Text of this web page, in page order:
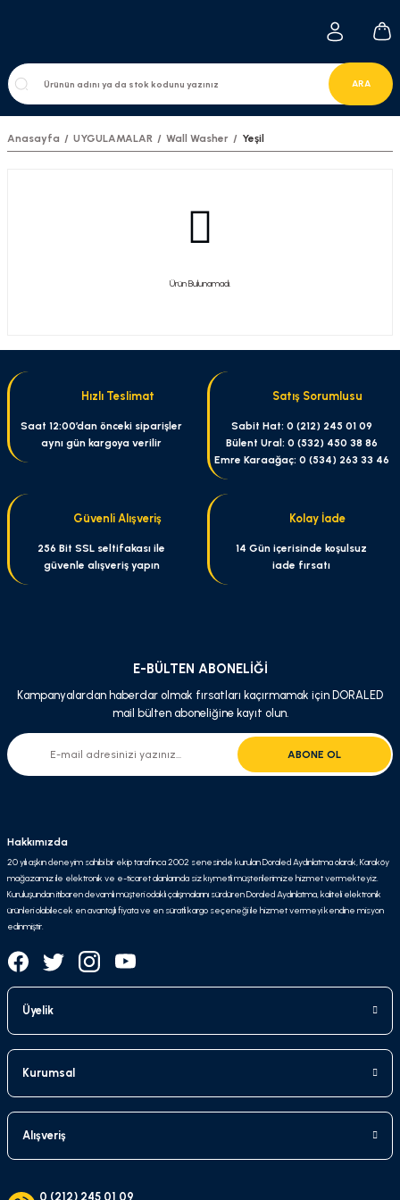
ARA
Anasayfa UYGULAMALAR Wall Washer Yeşil
Ürün Bulunamadı.
Hızlı Teslimat
Saat 12:00’dan önceki siparişler
aynı gün kargoya verilir
Satış Sorumlusu
Sabit Hat: 0 (212) 245 01 09
Bülent Ural: 0 (532) 450 38 86
Emre Karaağaç: 0 (534) 263 33 46
Güvenli Alışveriş
256 Bit SSL seltifakası ile
güvenle alışveriş yapın
Kolay İade
14 Gün içerisinde koşulsuz
iade fırsatı
E-BÜLTEN ABONELİĞİ
Kampanyalardan haberdar olmak fırsatları kaçırmamak için DORALED
mail bülten aboneliğine kayıt olun.
ABONE OL
Hakkımızda
20 yılı aşkın deneyim sahibi bir ekip tarafınca 2002 senesinde kurulan Doraled Aydınlatma olarak, Karaköy
mağazamız ile elektronik ve e-ticaret alanlarında siz kıymetli müşterilerimize hizmet vermekteyiz.
Kuruluşundan itibaren devamlı müşteri odaklı çalışmalarını sürdüren Doraled Aydınlatma, kaliteli elektronik
ürünleri olabilecek en avantajlı fiyata ve en süratli kargo seçeneği ile hizmet vermeyi kendine misyon
edinmiştir.
Üyelik
Kurumsal
Alışveriş
0 (212) 245 01 09